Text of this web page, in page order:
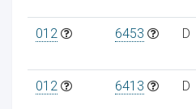
012 6453 D
012 6413 D